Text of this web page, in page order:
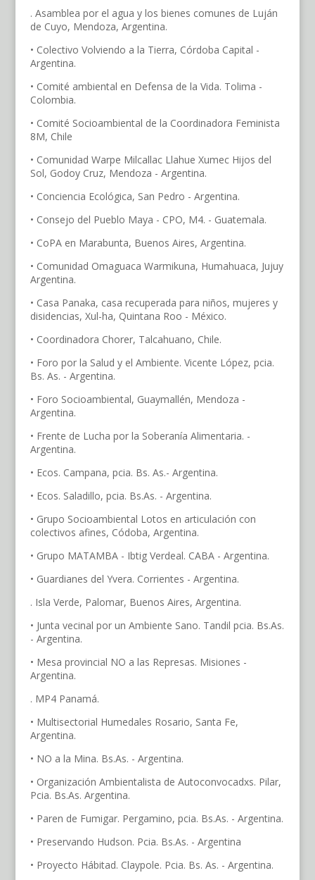
. Asamblea por el agua y los bienes comunes de Luján
de Cuyo, Mendoza, Argentina.
• Colectivo Volviendo a la Tierra, Córdoba Capital -
Argentina.
• Comité ambiental en Defensa de la Vida. Tolima -
Colombia.
• Comité Socioambiental de la Coordinadora Feminista
8M, Chile
• Comunidad Warpe Milcallac Llahue Xumec Hijos del
Sol, Godoy Cruz, Mendoza - Argentina.
• Conciencia Ecológica, San Pedro - Argentina.
• Consejo del Pueblo Maya - CPO, M4. - Guatemala.
• CoPA en Marabunta, Buenos Aires, Argentina.
• Comunidad Omaguaca Warmikuna, Humahuaca, Jujuy
Argentina.
• Casa Panaka, casa recuperada para niños, mujeres y
disidencias, Xul-ha, Quintana Roo - México.
• Coordinadora Chorer, Talcahuano, Chile.
• Foro por la Salud y el Ambiente. Vicente López, pcia.
Bs. As. - Argentina.
• Foro Socioambiental, Guaymallén, Mendoza -
Argentina.
• Frente de Lucha por la Soberanía Alimentaria. -
Argentina.
• Ecos. Campana, pcia. Bs. As.- Argentina.
• Ecos. Saladillo, pcia. Bs.As. - Argentina.
• Grupo Socioambiental Lotos en articulación con
colectivos afines, Códoba, Argentina.
• Grupo MATAMBA - Ibtig Verdeal. CABA - Argentina.
• Guardianes del Yvera. Corrientes - Argentina.
. Isla Verde, Palomar, Buenos Aires, Argentina.
• Junta vecinal por un Ambiente Sano. Tandil pcia. Bs.As.
- Argentina.
• Mesa provincial NO a las Represas. Misiones -
Argentina.
. MP4 Panamá.
• Multisectorial Humedales Rosario, Santa Fe,
Argentina.
• NO a la Mina. Bs.As. - Argentina.
• Organización Ambientalista de Autoconvocadxs. Pilar,
Pcia. Bs.As. Argentina.
• Paren de Fumigar. Pergamino, pcia. Bs.As. - Argentina.
• Preservando Hudson. Pcia. Bs.As. - Argentina
• Proyecto Hábitad. Claypole. Pcia. Bs. As. - Argentina.